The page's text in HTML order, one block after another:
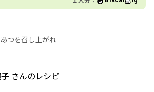
つを召し上がれ
さんのレシピ